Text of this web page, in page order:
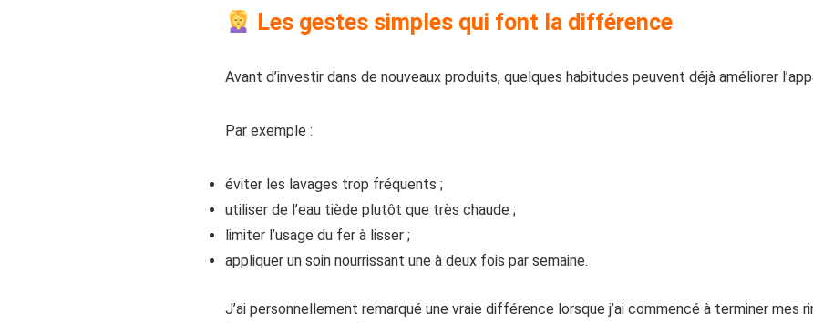
Les gestes simples qui font la différence
Avant d’investir dans de nouveaux produits, quelques habitudes peuvent déjà améliorer
Par exemple :
éviter les lavages trop fréquents ;
utiliser de l’eau tiède plutôt que très chaude ;
limiter l’usage du fer à lisser ;
appliquer un soin nourrissant une à deux fois par semaine.
J’ai personnellement remarqué une vraie différence lorsque j’ai commencé à terminer mes